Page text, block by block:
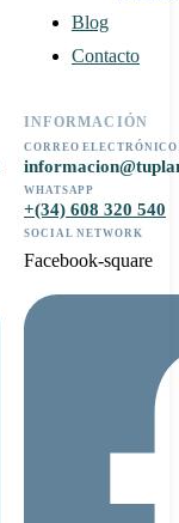
Blog
Contacto
INFORMACIÓN
CORREO ELECTRÓNICO
WHATSAPP
+(34) 608 320 540
SOCIAL NETWORK
Facebook-square